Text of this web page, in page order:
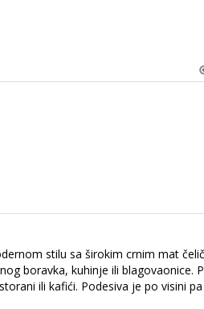
stilu sa širokim crnim mat
boravka, kuhinje ili
ili kafići. Podesiva je po visini